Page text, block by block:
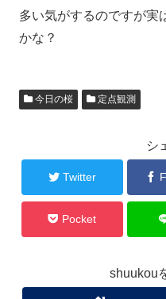
多い気がするのですが実
かな？
今日の桜 定点観測
シ
Twitter
Pocket
shuukou